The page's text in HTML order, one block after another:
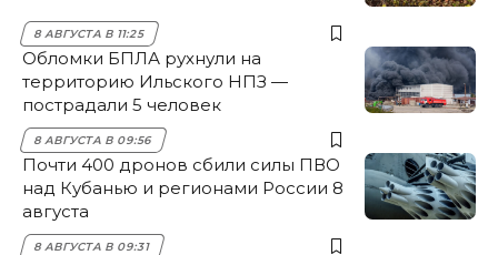
8 АВГУСТА В 11:25
Обломки БПЛА рухнули на
территорию Ильского НПЗ —
пострадали 5 человек
8 АВГУСТА В 09:56
Почти 400 дронов сбили силы ПВО
над Кубанью и регионами России 8
августа
8 АВГУСТА В 09:31